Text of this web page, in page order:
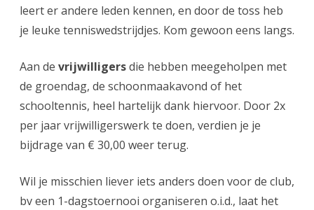
leert er andere leden kennen, en door de toss heb
je leuke tenniswedstrijdjes. Kom gewoon eens langs.
Aan de vrijwilligersdie hebben meegeholpen met
de groendag, de schoonmaakavond of het
schooltennis, heel hartelijk dank hiervoor. Door 2x
per jaar vrijwilligerswerk te doen, verdien je je
bijdrage van € 30,00 weer terug.
Wil je misschien liever iets anders doen voor de club,
bv een 1-dagstoernooi organiseren o.i.d., laat het